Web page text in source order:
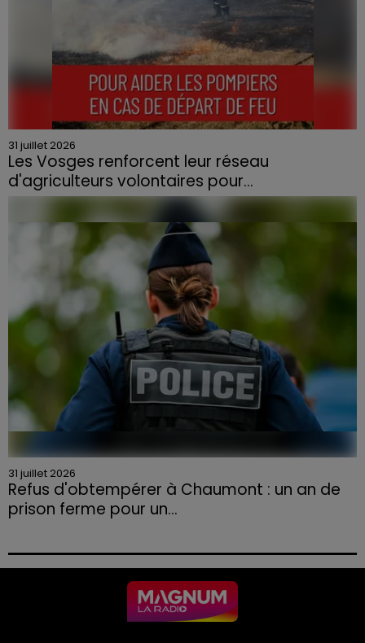
31 juillet 2026
Les Vosges renforcent leur réseau
d'agriculteurs volontaires pour...
Face à la sécheresse et aux risques de départs de feu,
la Chambre d'agriculture des Vosges a lancé un appel
aux agriculteurs volontaires pour venir en aide...
31 juillet 2026
Refus d'obtempérer à Chaumont : un an de
prison ferme pour un...
permis et la confiscation de son véhicule.